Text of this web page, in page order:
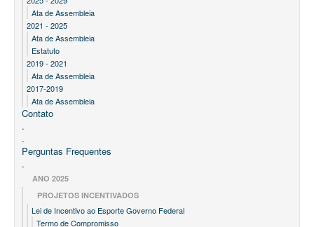
Ata de Assembleia
2021 - 2025
Ata de Assembleia
Estatuto
2019 - 2021
Ata de Assembleia
2017-2019
Ata de Assembleia
Contato
.
.
Perguntas Frequentes
.
ANO 2025
PROJETOS INCENTIVADOS
Lei de Incentivo ao Esporte Governo Federal
Termo de Compromisso